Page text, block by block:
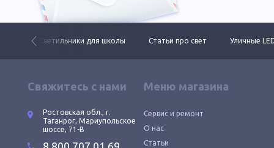
Светильники для школы Статьи про свет Уличные
Свяжитесь с нами
Ростовская обл., г.
Таганрог, Мариупольское
шоссе, 71-В
Меню магазина
Сервис и ремонт
О нас
Статьи